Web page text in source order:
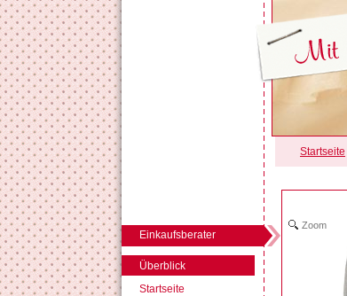
Überblick
Startseite
Startseite
Einkaufsberater
Zoom